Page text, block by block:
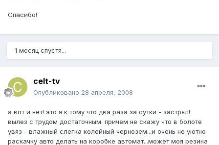
Спасибо!
1 месяц спустя...
celt-tv
Опубликовано 28 апреля, 2008
а вот и нет! это я к тому что два раза за сутки - застрял!
вылез с трудом достаточным. причем не скажу что в болоте
увяз - влажный слегка колейный чернозем...и очень не уютно
раскачку авто делать на коробке автомат...может моя резина